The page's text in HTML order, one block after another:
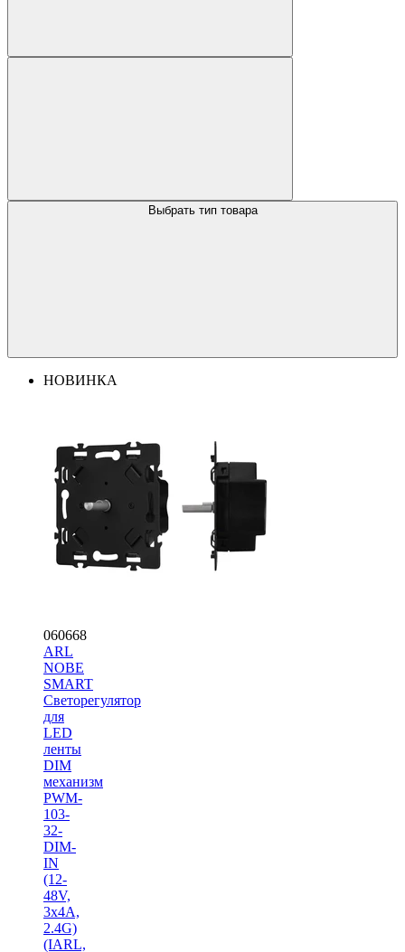
Выбрать тип товара
НОВИНКА
060668
ARL
NOBE
SMART
Светорегулятор
для
LED
ленты
DIM
механизм
PWM-
103-
32-
DIM-
IN
(12-
48V,
3х4A,
2.4G)
(IARL,